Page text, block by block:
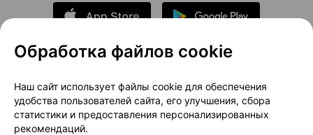
О проекте
Новости проекта
Размещение рекламы
Медицинский маркетинг
Публичный договор
Доставка
Обработка файлов cookie
Наш сайт использует файлы cookie для обеспечения
удобства пользователей сайта, его улучшения, сбора
статистики и предоставления персонализированных
рекомендаций.